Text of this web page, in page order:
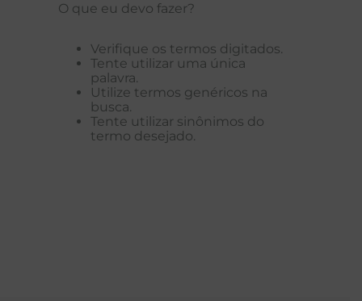
O que eu devo fazer?
Verifique os termos digitados.
Tente utilizar uma única
palavra.
Utilize termos genéricos na
busca.
Tente utilizar sinônimos do
termo desejado.